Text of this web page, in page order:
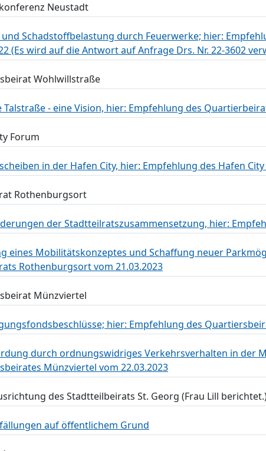
Neustadt
und Schadstoffbelastung durch Feuerwerke; hier:
(Es wird auf die Antwort auf Anfrage Drs. Nr. 22-3602
Wohlwillstraße
Talstraße - eine Vision, hier: Empfehlung des
Forum
in der Hafen City, hier: Empfehlung des Hafen
Rothenburgsort
der Stadtteilratszusammensetzung, hier:
eines Mobilitätskonzeptes und Schaffung neuer
Rothenburgsort vom 21.03.2023
Münzviertel
hier: Empfehlung des
durch ordnungswidriges Verkehrsverhalten in der
Münzviertel vom 22.03.2023
des Stadtteilbeirats St. Georg (Frau Lill
auf öffentlichem Grund